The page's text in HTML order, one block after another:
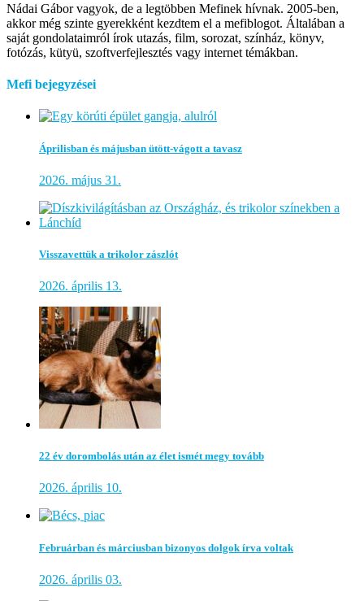
Nádai Gábor vagyok, de a legtöbben Mefinek hívnak. 2005-ben,
akkor még szinte gyerekként kezdtem el a mefiblogot. Általában a
saját gondolataimról írok utazás, film, sorozat, színház, könyv,
fotózás, kütyü, szoftverfejlesztés vagy internet témákban.
Mefi bejegyzései
Áprilisban és májusban ütött-vágott a tavasz
2026. május 31.
Visszavettük a trikolor zászlót
2026. április 13.
22 év dorombolás után az élet ismét megy tovább
2026. április 10.
Februárban és márciusban bizonyos dolgok írva voltak
2026. április 03.